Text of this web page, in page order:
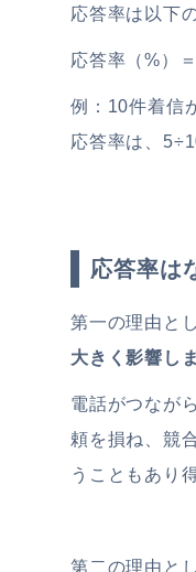
応答率は以下
応答率（%）
例：10件着信
応答率は、
応答率は
第一の理由と
大きく影響し
電話がつなが
頼を損ね、競
うこともあり
第二の理由と